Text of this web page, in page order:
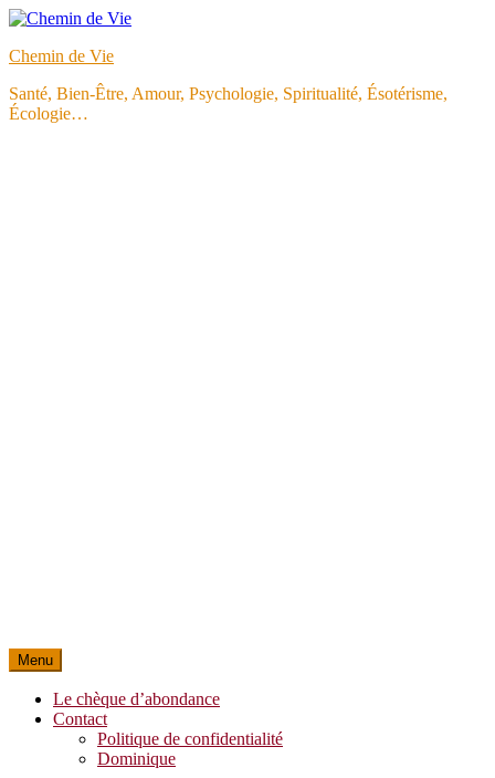
Aller
contenu
Chemin de Vie
Santé, Bien-Être, Amour, Psychologie, Spiritualité, Ésotérisme,
Écologie…
Menu
Le chèque d’abondance
Contact
Politique de confidentialité
Dominique